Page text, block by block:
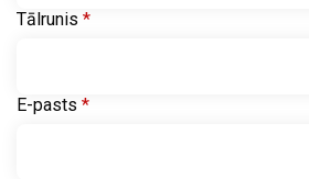
Tālrunis *
E-pasts *